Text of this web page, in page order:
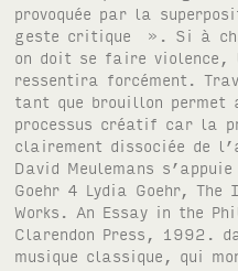
provoquée par la
geste critique ». Si à
on doit se faire violence,
ressentira forcément.
tant que brouillon permet
processus créatif car la
clairement dissociée de
David Meulemans
Goehr 4 Lydia Goehr, The
Works. An Essay in the
Clarendon Press, 1992.
musique classique, qui